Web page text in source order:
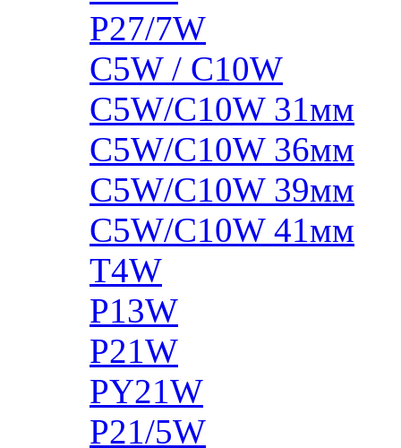
P27/7W
C5W / C10W
C5W/C10W 31мм
C5W/C10W 36мм
C5W/C10W 39мм
C5W/C10W 41мм
T4W
P13W
P21W
PY21W
P21/5W